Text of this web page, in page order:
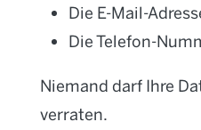
Die E-Mail-
Die Telefon-
Niemand darf Ihre
verraten.